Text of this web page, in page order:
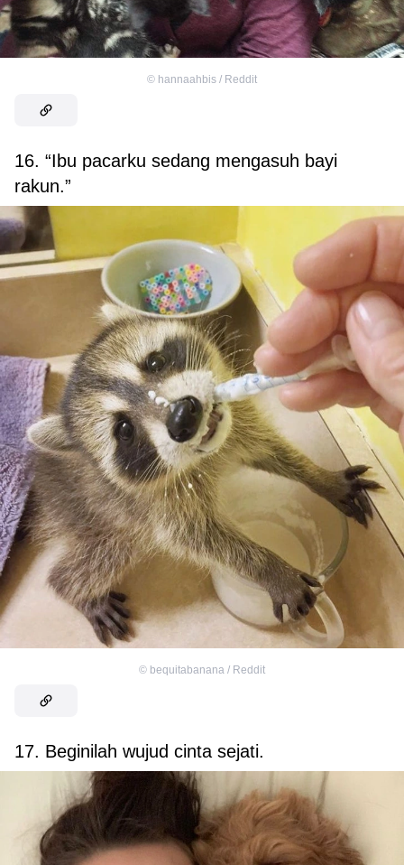
© hannaahbis / Reddit
16. “Ibu pacarku sedang mengasuh bayi
rakun.”
© bequitabanana / Reddit
17. Beginilah wujud cinta sejati.